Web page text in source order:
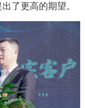
了更高的期望。